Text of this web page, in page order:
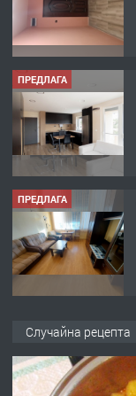
ПРЕДЛАГА
ПРЕДЛАГА
Случайна рецепта